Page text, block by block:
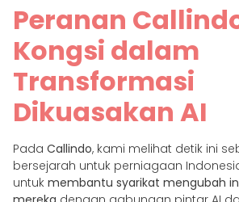
Peranan
Kongsi dalam
Transformasi
Dikuasakan AI
Pada Callindo, kami melihat detik ini
bersejarah untuk perniagaan
untuk membantu syarikat mengubah